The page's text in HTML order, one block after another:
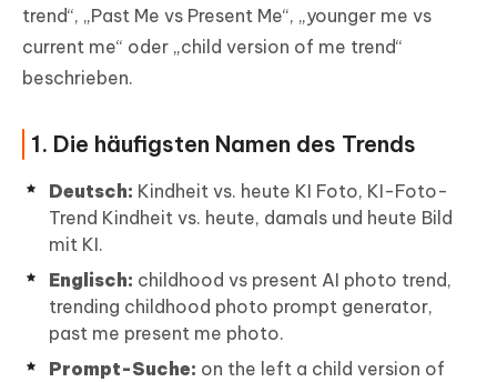
trend“, „Past Me vs Present Me“, „younger me vs
current me“ oder „child version of me trend“
beschrieben.
1. Die häufigsten Namen des Trends
Deutsch: Kindheit vs. heute KI Foto, KI-Foto-
Trend Kindheit vs. heute, damals und heute Bild
mit KI.
Englisch: childhood vs present AI photo trend,
trending childhood photo prompt generator,
past me present me photo.
Prompt-Suche: on the left a child version of